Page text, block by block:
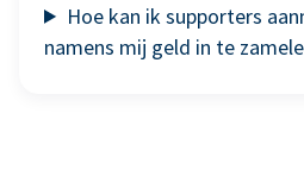
Hoe kan ik supporters
namens mij geld in te